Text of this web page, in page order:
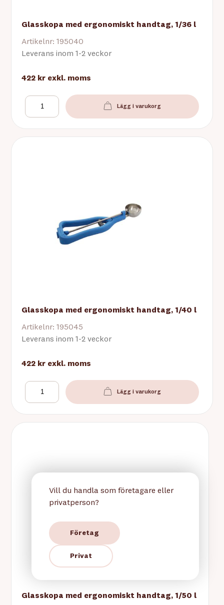
Glasskopa med ergonomiskt handtag, 1/36 l
Artikelnr: 195040
Leverans inom 1-2 veckor
422 kr exkl. moms
Lägg i varukorg
Glasskopa med ergonomiskt handtag, 1/40 l
Artikelnr: 195045
Leverans inom 1-2 veckor
422 kr exkl. moms
Lägg i varukorg
Glasskopa med ergonomiskt handtag, 1/50 l
Vill du handla som företagare eller
privatperson?
Företag
Privat